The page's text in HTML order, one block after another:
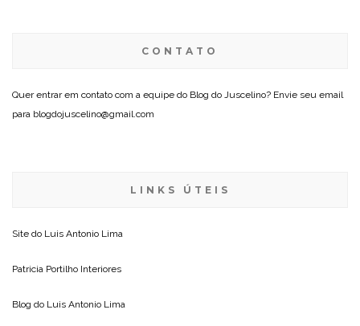
CONTATO
Quer entrar em contato com a equipe do Blog do Juscelino? Envie seu email
para blogdojuscelino@gmail.com
LINKS ÚTEIS
Site do Luis Antonio Lima
Patricia Portilho Interiores
Blog do Luis Antonio Lima